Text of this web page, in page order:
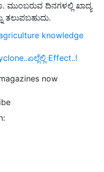
knowledge
now
ದಿನಗಳಲ್ಲಿ ಖಾದ್ಯ
ತಲುಪಬಹುದು.
Effect..!